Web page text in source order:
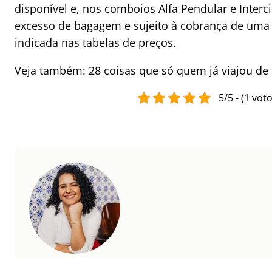
disponível e, nos comboios Alfa Pendular e
excesso de bagagem e sujeito à cobrança de
indicada nas tabelas de preços.
Veja também: 28 coisas que só quem já viajou
5/5 - (1